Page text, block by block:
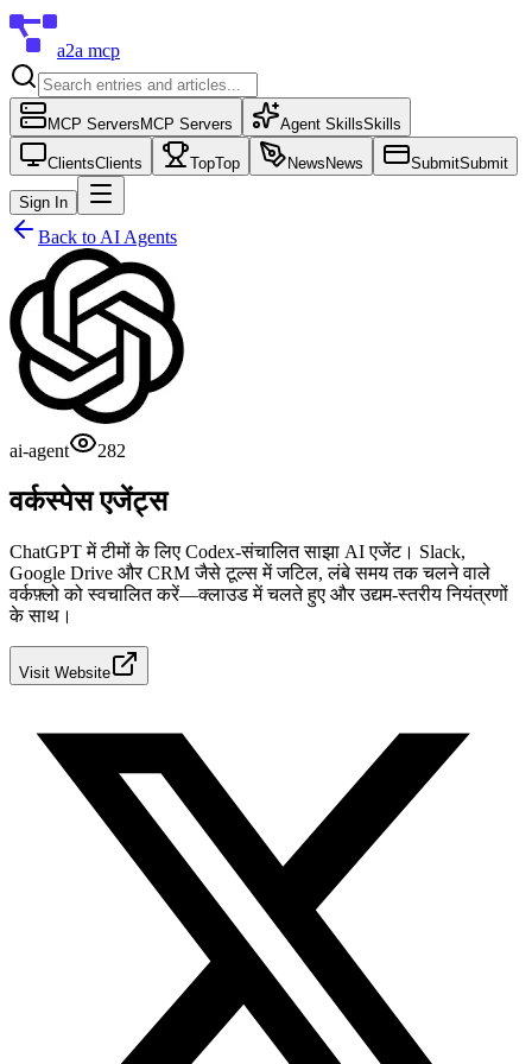
a2a mcp
MCP Servers MCP Servers Agent SkillsSkills
ClientsClients TopTop News News SubmitSubmit
Sign In
Back to AI Agents
ai-agent 282
वर्कस्पेस एजेंट्स
ChatGPT में टीमों के लिए Codex-संचालित साझा AI एजेंट। Slack,
Google Drive और CRM जैसे टूल्स में जटिल, लंबे समय तक चलने वाले
वर्कफ़्लो को स्वचालित करें—क्लाउड में चलते हुए और उद्यम-स्तरीय नियंत्रणों
के साथ।
Visit Website